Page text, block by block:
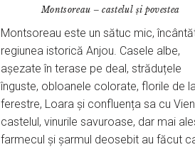
Montsoreau – castelul și povestea
Montsoreau este un sătuc mic,
regiunea istorică Anjou. Casele albe,
așezate în terase pe deal, străduțele
înguste, obloanele colorate, florile de la
ferestre, Loara și confluența sa cu
castelul, vinurile savuroase, dar mai
farmecul și șarmul deosebit au făcut